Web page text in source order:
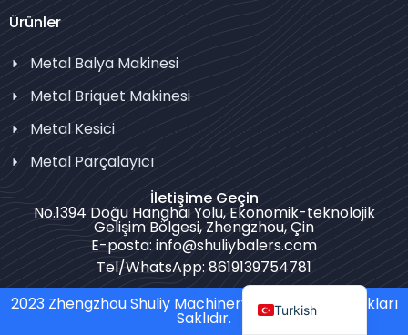
Ürünler
Metal Balya Makinesi
Metal Briquet Makinesi
Metal Kesici
Metal Parçalayıcı
İletişime Geçin
No.1394 Doğu Hanghai Yolu, Ekonomik-teknolojik
Gelişim Bölgesi, Zhengzhou, Çin
E-posta: info@shuliybalers.com
Tel/WhatsApp: 8619139754781
2023 Zhengzhou Shuliy Machinery Co. LTD. Tüm Hakları
Saklıdır. Turkish
English
French
Arabic